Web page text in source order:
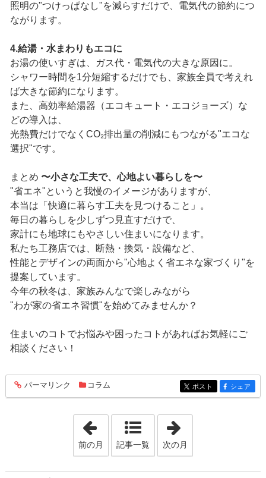
照明の"つけっぱなし"を減らすだけで、電気代の節約につ
ながります。
4.給湯・水まわりもエコに
お湯の使いすぎは、ガス代・電気代の大きな原因に。
シャワー時間を1分短縮するだけでも、家族全員で考えれ
ば大きな節約になります。
また、高効率給湯器（エコキュート・エコジョーズ）な
どの導入は、
光熱費だけでなくCO₂排出量の削減にもつながる"エコな
選択"です。
まとめ 〜小さな工夫で、心地よい暮らしを〜
"省エネ"というと我慢のイメージがありますが、
本当は「快適に暮らす工夫を見つけること」。
毎日の暮らしを少しずつ見直すだけで、
家計にも地球にもやさしい住まいになります。
私たち工務店では、断熱・換気・設備など、
性能とデザインの両面から"心地よく省エネな家づくり"を
提案しています。
今年の秋冬は、家族みんなで楽しみながら
"わが家の省エネ習慣"を始めてみませんか？
住まいのコトでお悩みや困ったコトがあればお気軽にご
相談ください！
entry496
パーマリンク コラム entry496
ポスト entry496
シェア
「2025年10月」
前の月 記事一覧 次の月